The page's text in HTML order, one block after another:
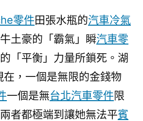
零件田張水瓶的汽車冷氣
牛土豪的「霸氣」瞬汽車零
「平衡」力量所鎖死。湖
在，一個是無限的金錢物
一個是無台北汽車零件限
者都極端到讓她無法平賓